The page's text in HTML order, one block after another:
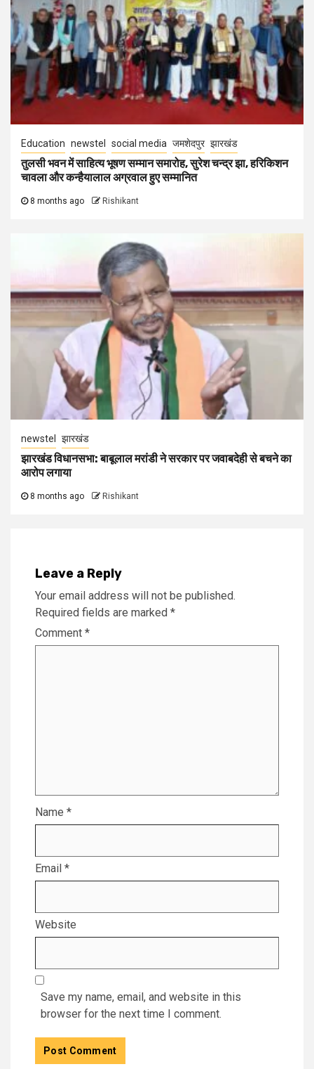
Education newstel social media जमशेदपुर झारखंड
तुलसी भवन में साहित्य भूषण सम्मान समारोह, सुरेश चन्द्र झा, हरिकिशन
चावला और कन्हैयालाल अग्रवाल हुए सम्मानित
8 months ago Rishikant
newstel झारखंड
झारखंड विधानसभा: बाबूलाल मरांडी ने सरकार पर जवाबदेही से बचने का
आरोप लगाया
8 months ago Rishikant
Leave a Reply
Your email address will not be published.
Required fields are marked *
Comment *
Name *
Email *
Website
Save my name, email, and website in this
browser for the next time I comment.